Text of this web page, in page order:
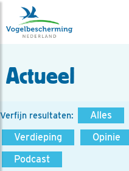
Actueel
Verfijn resultaten: Alles
Verdieping
Opinie
Podcast